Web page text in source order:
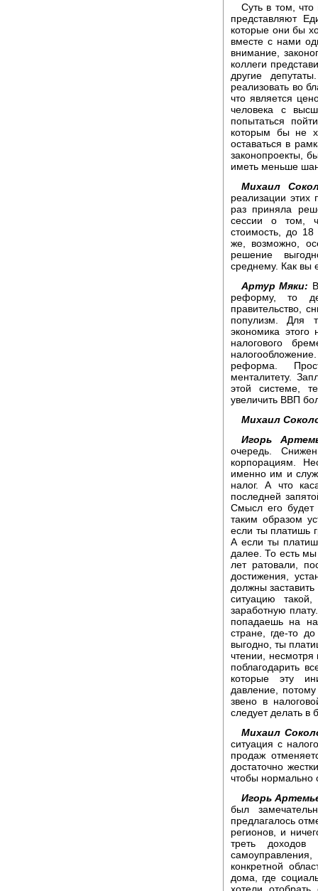
Суть в том,
представляют
которые они бы
вместе с нами
внимание,
коллеги
другие
реализовать во
что является
человека с
попытаться
которым бы не
оставаться в
законопроекты,
иметь меньше
Михаил
реализации
раз приняла
сессии о том,
стоимость, до 18
же, возможно,
решение
среднему. Как вы
Артур Мяки:
реформу, то
правительство,
популизм. Для
экономика этого
налогового
реформа.
менталитету.
этой системе,
увеличить ВВП
Михаил
Игорь
очередь.
корпорациям.
именно им и
налог. А что
последней
Смысл его
таким образом
если ты платишь
А если ты
далее. То есть
лет ратовали,
достижения,
должны
ситуацию
заработную
попадаешь на
стране, где-то
выгодно, ты
чтении, несмотря
поблагодарить
которые эту
давление,
звено в
следует делать в
Михаил
ситуация с
продаж
достаточно
чтобы нормально
Игорь
был
предлагалось
регионов, и
треть доходов
конкретной
дома, где
хотели